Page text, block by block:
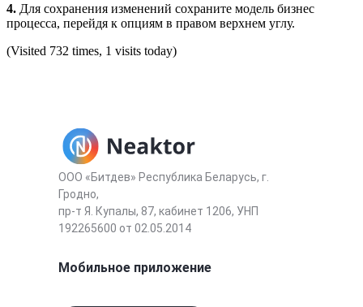
4. Для сохранения изменений сохраните модель бизнес
процесса, перейдя к опциям в правом верхнем углу.
(Visited 732 times, 1 visits today)
ООО «Битдев» Республика Беларусь, г.
Гродно,
пр-т Я. Купалы, 87, кабинет 1206, УНП
192265600 от 02.05.2014
Мобильное приложение